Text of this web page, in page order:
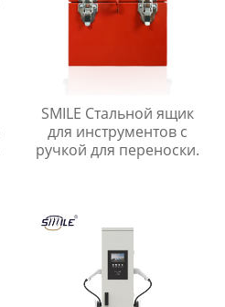
SMILE Стальной ящик
для инструментов с
ручкой для переноски.